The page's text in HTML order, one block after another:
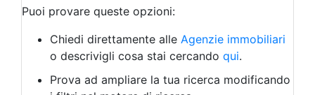
Bar/Ristorante
Albergo
Laboratorio Artigianale
Negozio/locale commerciale
Agriturismo
Puoi provare queste opzioni:
Chiedi direttamente alle Agenzie immobiliari
o descrivigli cosa stai cercando qui.
Prova ad ampliare la tua ricerca modificando